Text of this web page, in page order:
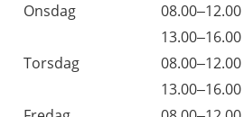
Onsdag
08.00–12.00
13.00–16.00
Torsdag
08.00–12.00
13.00–16.00